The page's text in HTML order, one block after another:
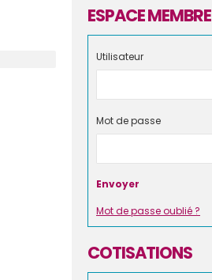
ESPACE MEMBRE
Utilisateur
Mot de passe
Mot de passe oublié ?
COTISATIONS